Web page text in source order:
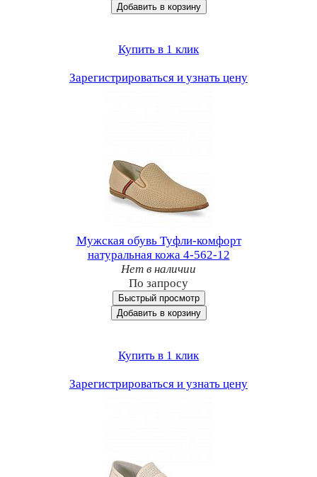
Добавить в корзину
Купить в 1 клик
Зарегистрироваться и узнать цену
Мужская обувь Туфли-комфорт
натуральная кожа 4-562-12
Нет в наличии
По запросу
Быстрый просмотр
Добавить в корзину
Купить в 1 клик
Зарегистрироваться и узнать цену